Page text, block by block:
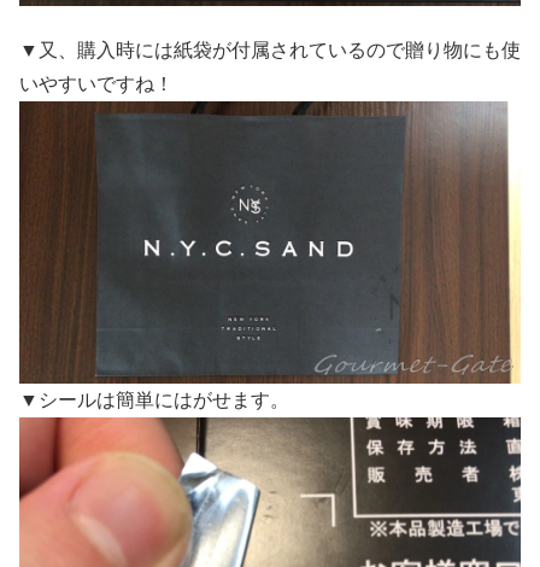
▼又、購入時には紙袋が付属されているので贈り物にも使
いやすいですね！
▼シールは簡単にはがせます。